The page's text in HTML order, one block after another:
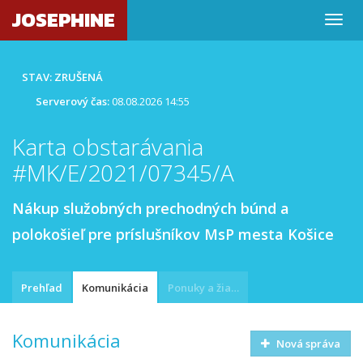
JOSEPHINE
STAV: ZRUŠENÁ
Serverový čas:08.08.2026 14:55
Karta obstarávania
#MK/E/2021/07345/A
Nákup služobných prechodných búnd a
polokošieľ pre príslušníkov MsP mesta Košice
Prehľad Komunikácia Ponuky a žiadosti
Komunikácia Nová správa